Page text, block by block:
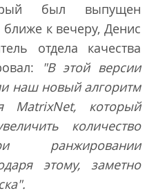
был выпущен
к вечеру, Денис
отдела качества
"В этой версии
наш новый алгоритм
MatrixNet, который
количество
ранжировании
этому, заметно
.